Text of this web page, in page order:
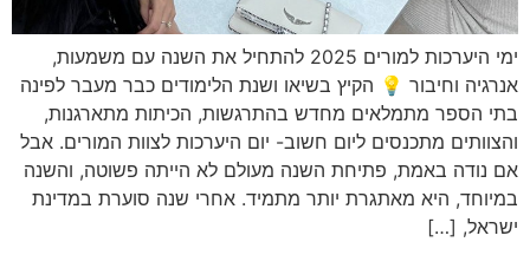
ימי היערכות למורים 2025 להתחיל את השנה עם משמעות,
אנרגיה וחיבור 💡 הקיץ בשיאו ושנת הלימודים כבר מעבר לפינה
בתי הספר מתמלאים מחדש בהתרגשות, הכיתות מתארגנות,
והצוותים מתכנסים ליום חשוב- יום היערכות לצוות המורים. אבל
אם נודה באמת, פתיחת השנה מעולם לא הייתה פשוטה, והשנה
במיוחד, היא מאתגרת יותר מתמיד. אחרי שנה סוערת במדינת
ישראל, […]
באיסוף
נתונים
סטטיסטים
ואנליזות
אופן השימוש
באתר.
חווית